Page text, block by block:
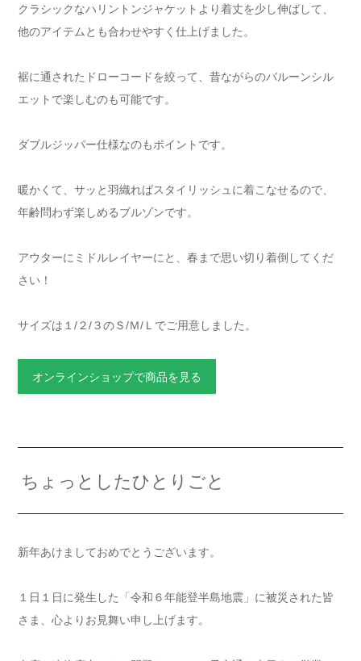
クラシックなハリントンジャケットより着丈を少し伸ばして、
他のアイテムとも合わせやすく仕上げました。
裾に通されたドローコードを絞って、昔ながらのバルーンシル
エットで楽しむのも可能です。
ダブルジッパー仕様なのもポイントです。
暖かくて、サッと羽織ればスタイリッシュに着こなせるので、
年齢問わず楽しめるブルゾンです。
アウターにミドルレイヤーにと、春まで思い切り着倒してくだ
さい！
サイズは１/２/３のＳ/Ｍ/Ｌでご用意しました。
オンラインショップで商品を見る
ちょっとしたひとりごと
新年あけましておめでとうございます。
１日１日に発生した「令和６年能登半島地震」に被災された皆
さま、心よりお見舞い申し上げます。